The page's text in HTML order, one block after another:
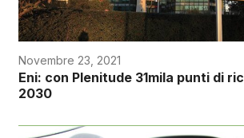
Novembre 23, 2021
Eni: con Plenitude 31mila punti di
2030